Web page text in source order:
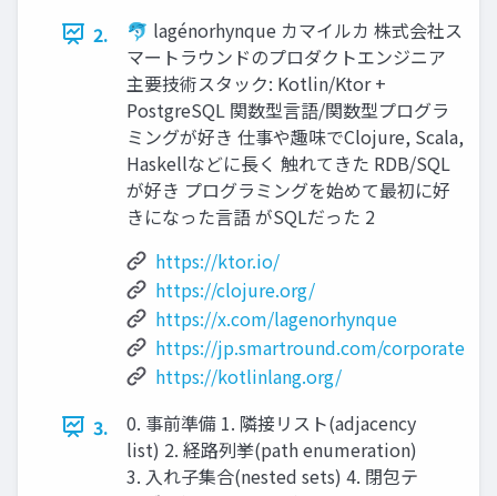
2.
🐬 lagénorhynque カマイルカ 株式会社ス
マートラウンドのプロダクトエンジニア
主要技術スタック: Kotlin/Ktor +
PostgreSQL 関数型言語/関数型プログラ
ミングが好き 仕事や趣味でClojure, Scala,
Haskellなどに長く 触れてきた RDB/SQL
が好き プログラミングを始めて最初に好
きになった言語 がSQLだった 2
https://ktor.io/
https://clojure.org/
https://x.com/lagenorhynque
https://jp.smartround.com/corporate
https://kotlinlang.org/
3.
0. 事前準備 1. 隣接リスト(adjacency
list) 2. 経路列挙(path enumeration)
3. 入れ子集合(nested sets) 4. 閉包テ